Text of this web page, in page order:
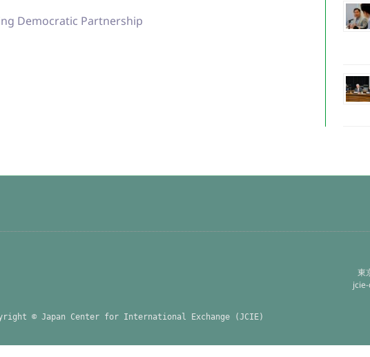
Democratic Partnership
東
© Japan Center for International Exchange (JCIE)